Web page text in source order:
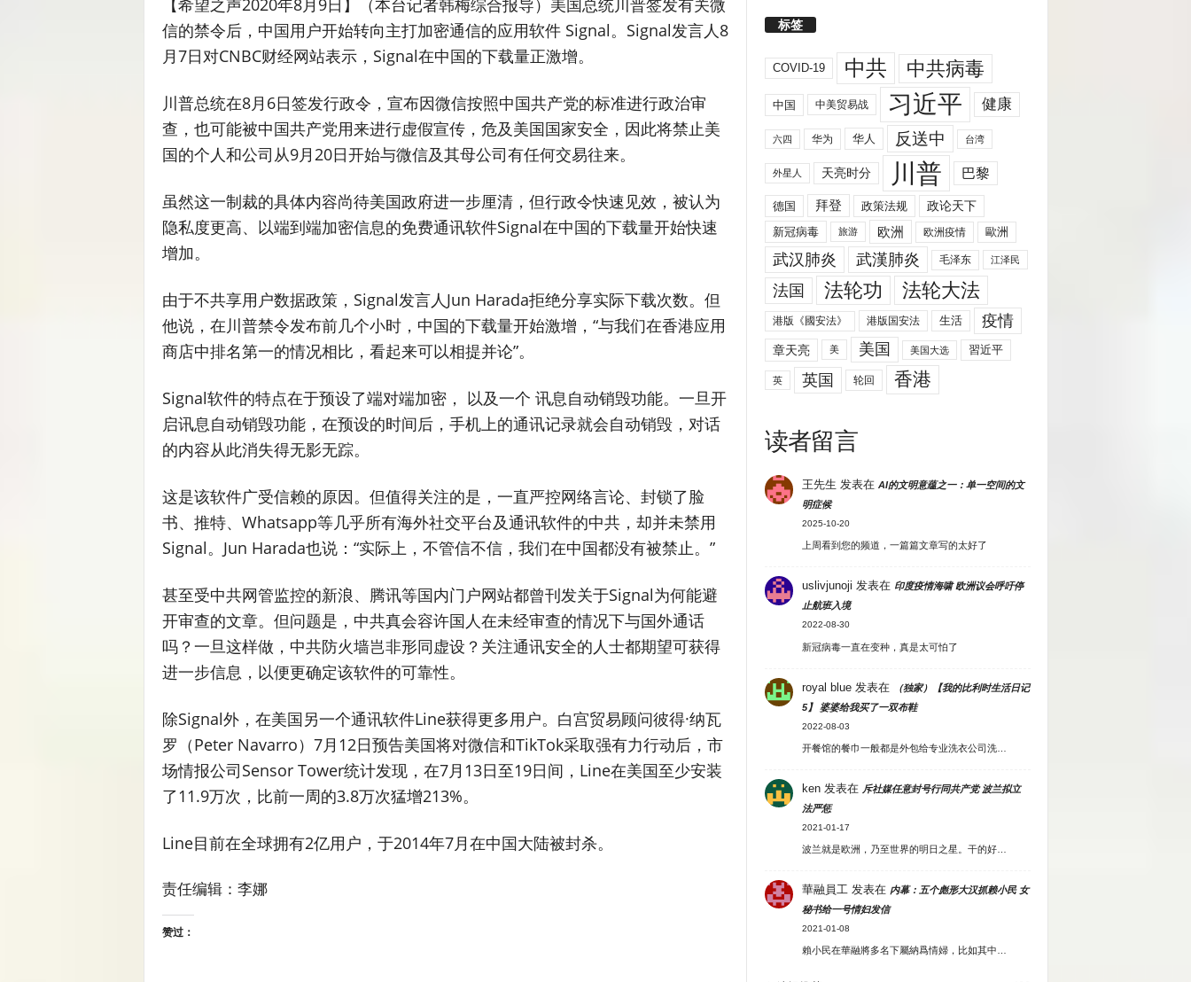
【希望之声2020年8月9日】（本台记者韩梅综合报导） 美国总统川普签发有关微
信的禁令后，中国用户开始转向主打加密通信的应用软件 Signal。Signal发言人8
月7日对CNBC财经网站表示，Signal在中国的下载量正激增。
川普总统在8月6日签发行政令，宣布因微信按照中国共产党的标准进行政治审
查，也可能被中国共产党用来进行虚假宣传，危及美国国家安全，因此将禁止美
国的个人和公司从9月20日开始与微信及其母公司有任何交易往来。
虽然这一制裁的具体内容尚待美国政府进一步厘清，但行政令快速见效，被认为
隐私度更高、以端到端加密信息的免费通讯软件Signal在中国的下载量开始快速
增加。
由于不共享用户数据政策，Signal发言人Jun Harada拒绝分享实际下载次数。但
他说，在川普禁令发布前几个小时，中国的下载量开始激增，“与我们在香港应用
商店中排名第一的情况相比，看起来可以相提并论”。
Signal软件的特点在于预设了端对端加密， 以及一个 讯息自动销毁功能。一旦开
启讯息自动销毁功能，在预设的时间后，手机上的通讯记录就会自动销毁，对话
的内容从此消失得无影无踪。
这是该软件广受信赖的原因。但值得关注的是，一直严控网络言论、封锁了脸
书、推特、Whatsapp等几乎所有海外社交平台及通讯软件的中共，却并未禁用
Signal。Jun Harada也说：“实际上，不管信不信，我们在中国都没有被禁止。”
甚至受中共网管监控的新浪、腾讯等国内门户网站都曾刊发关于Signal为何能避
开审查的文章。但问题是，中共真会容许国人在未经审查的情况下与国外通话
吗？一旦这样做，中共防火墙岂非形同虚设？关注通讯安全的人士都期望可获得
进一步信息，以便更确定该软件的可靠性。
除Signal外，在美国另一个通讯软件Line获得更多用户。白宫贸易顾问彼得·纳瓦
罗（Peter Navarro）7月12日预告美国将对微信和TikTok采取强有力行动后，市
场情报公司Sensor Tower统计发现，在7月13日至19日间，Line在美国至少安装
了11.9万次，比前一周的3.8万次猛增213%。
Line目前在全球拥有2亿用户，于2014年7月在中国大陆被封杀。
责任编辑：李娜
赞过：
标签
COVID-19 中共 中共病毒
中国 中美贸易战 习近平 健康
六四 华为 华人 反送中 台湾
外星人 天亮时分 川普 巴黎
德国 拜登 政策法规
政论天下
新冠病毒
旅游 欧洲 欧洲疫情 歐洲
武汉肺炎 武漢肺炎 毛泽东 江泽民
法国 法轮功 法轮大法
港版《國安法》 港版国安法 生活 疫情
章天亮 美 美国 美国大选 習近平
英 英国 轮回 香港
读者留言
王先生 发表在 AI的文明意蕴之一：单一空间的文
明症候
2025-10-20
上周看到您的频道，一篇篇文章写的太好了
uslivjunoji 发表在 印度疫情海啸 欧洲议会呼吁停
止航班入境
2022-08-30
新冠病毒一直在变种，真是太可怕了
royal blue发表在
（独家）【我的比利时生活日记
5】 婆婆给我买了一双布鞋
2022-08-03
开餐馆的餐巾一般都是外包给专业洗衣公司洗…
ken发表在 斥社媒任意封号行同共产党 波兰拟立
法严惩
2021-01-17
波兰就是欧洲，乃至世界的明日之星。干的好…
華融員工 发表在 内幕：五个彪形大汉抓赖小民 女
秘书给一号情妇发信
2021-01-08
賴小民在華融將多名下屬納爲情婦，比如其中…